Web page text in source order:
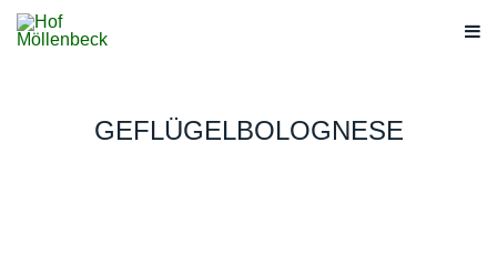
GEFLÜGELBOLOGNESE